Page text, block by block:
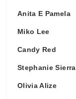
Anita E Pamela
Miko Lee
Candy Red
Stephanie Sierra
Olivia Alize